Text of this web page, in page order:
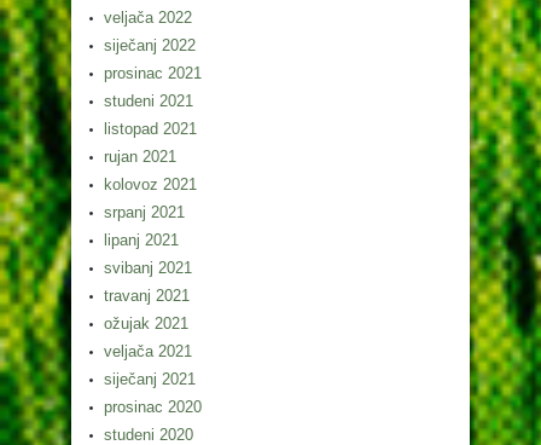
veljača 2022
siječanj 2022
prosinac 2021
studeni 2021
listopad 2021
rujan 2021
kolovoz 2021
srpanj 2021
lipanj 2021
svibanj 2021
travanj 2021
ožujak 2021
veljača 2021
siječanj 2021
prosinac 2020
studeni 2020